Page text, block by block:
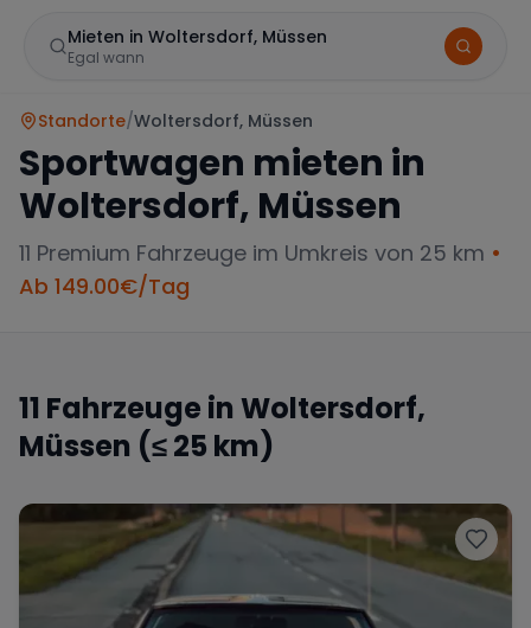
Mieten in Woltersdorf, Müssen
Egal wann
Mercedes BMW
Porsche Ferrari
Wann
Standorte/Woltersdorf, Müssen
Sportwagen mieten in
Woltersdorf, Müssen
11 Premium Fahrzeuge im Umkreis von 25 km •
Ab 149.00€/Tag
11 Fahrzeuge in Woltersdorf,
Müssen (≤ 25 km)